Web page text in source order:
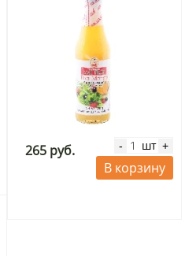
265 руб. - шт +
В корзину